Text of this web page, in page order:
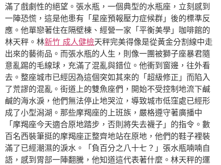
滿了戲劇性的絕望。張水瓶，一個典型的水瓶座，立刻感到
一陣恐慌，這是他患有「星座預報壓力症候群」後的標準反
應。他單戀著住在隔壁棟、經營一家「平衡美學」咖啡館的
林天秤。林新竹 成人健檢天秤完美得像是從黃金分割線中走
出來的藝術品。而張水瓶的人生，則像一團被獅子座暴君隨
意亂踢的毛線球，充滿了混亂與錯位。他衝到窗邊，往外看
去。整座城市已經因為這個突如其來的「超級修正」而陷入
了荒謬的混亂。街道上的雙魚座們，開始不受控制地流下鹹
鹹的海水淚，他們無法停止地哭泣，導致城市低窪處已經形
成了小型潟湖。那些摩羯座的上班族，嚴格遵守著廣播中
「摩羯座今天適合原地踏步，否則將失去襪子」的指令。數
百名西裝筆挺的摩羯座正整齊地站在原地，他們的鞋子裡裝
滿了已經潮濕的淚水。「負百分之八十七？」張水瓶喃喃自
語，感到胃部一陣翻騰，他知道這代表著什麼。林天秤的運